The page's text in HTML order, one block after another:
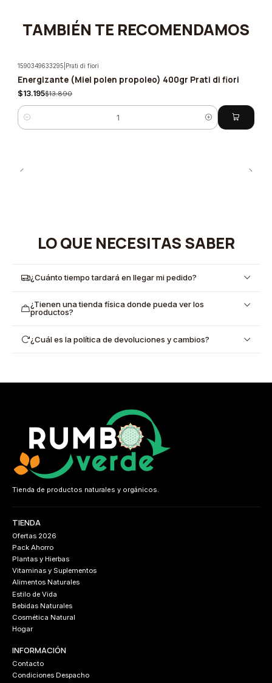
TAMBIÉN TE RECOMENDAMOS
-5%
1590349633295 Prati di fiori
Energizante (Miel polen propoleo) 400gr Prati di fiori
$13.195$13.890
Cantidad
LO QUE NECESITAS SABER
¿Cuánto tiempo tardará en llegar mi pedido?
¿Tienen una tienda física donde pueda ver los
productos?
¿Cuál es la política de devoluciones y cambios?
Tienda de productos naturales y orgánicos.
TIENDA
Ofertas 2026
Pack Ahorro
Plantas y Hierbas
Vitaminas y Suplementos
Alimentos Naturales
Estilo de Vida
Bebidas Naturales
Cosmética Natural
Hogar
INFORMACIÓN
Contacto
Condiciones Despacho